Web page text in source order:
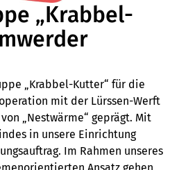
„Krabbel-
„Krabbel-Kutter“ für die
mit der Lürssen-Werft
„Nestwärme“ geprägt. Mit
in unsere Einrichtung
Im Rahmen unseres
Ansatz gehen